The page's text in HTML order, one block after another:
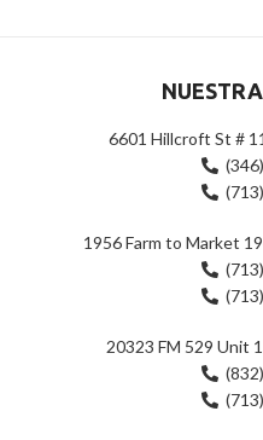
Altavoz Bullet TWS (UNNO
$69.00 $49.00
20.00
Total Payable Amount
Granma